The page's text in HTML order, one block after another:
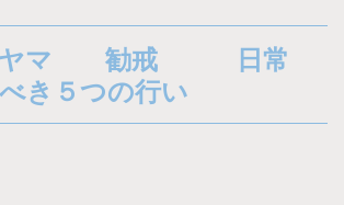
ヤマ 勧戒 日常
き５つの行い